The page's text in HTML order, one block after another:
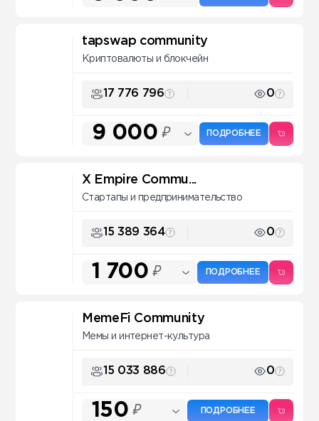
tapswap community
Криптовалюты и блокчейн
17 776 796 0
9 000 ₽ ПОДРОБНЕЕ
X Empire Commu...
Стартапы и предпринимательство
15 389 364 0
1 700 ₽ ПОДРОБНЕЕ
MemeFi Community
Мемы и интернет-культура
15 033 886 0
150 ₽ ПОДРОБНЕЕ